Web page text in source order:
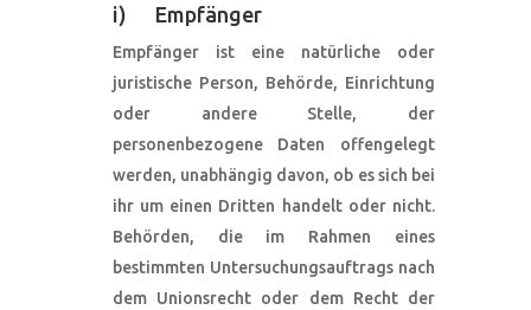
i) Empfänger
Empfänger ist eine natürliche oder
juristische Person, Behörde, Einrichtung
oder andere Stelle, der
personenbezogene Daten offengelegt
werden, unabhängig davon, ob es sich bei
ihr um einen Dritten handelt oder nicht.
Behörden, die im Rahmen eines
bestimmten Untersuchungsauftrags nach
dem Unionsrecht oder dem Recht der